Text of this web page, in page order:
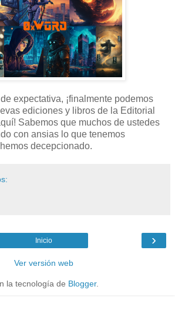
expectativa, ¡finalmente podemos
ediciones y libros de la Editorial
Sabemos que muchos de ustedes
con ansias lo que tenemos
decepcionado.
›
Inicio
Ver versión web
la tecnología de Blogger.